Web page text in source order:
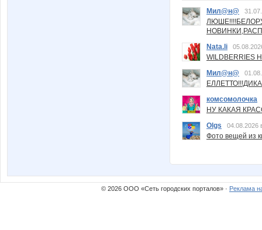
Мил@н@
Nata.li
Мил@н@
комсомолочка
НУ КАКАЯ
Olgs
04.08.2026
Фото вещей из
© 2026 ООО «Сеть городских порталов» · Реклама